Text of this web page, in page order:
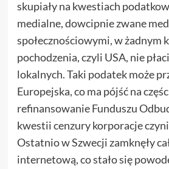
skupiały na kwestiach
medialne, dowcipnie zwane
społecznościowymi, w żadnym
pochodzenia, czyli USA, nie
lokalnych. Taki podatek może
Europejska, co ma pójść na
refinansowanie Funduszu
kwestii cenzury korporacje
Ostatnio w Szwecji zamknęły
internetową, co stało się